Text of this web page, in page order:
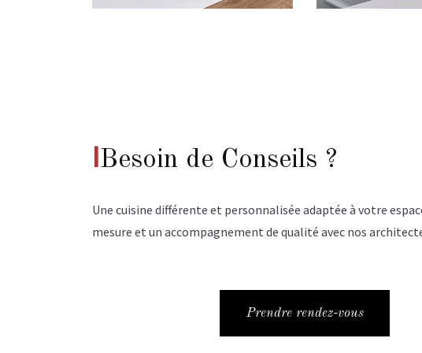
IBesoin de Conseils ?
Une cuisine différente et personnalisée adaptée à votre
mesure et un accompagnement de qualité avec nos
Prendre rendez-vous